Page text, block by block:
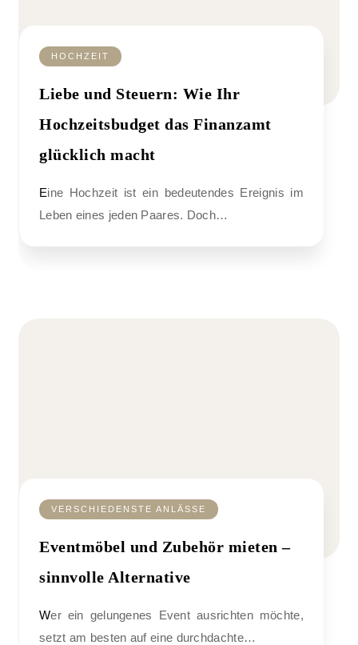
HOCHZEIT
Liebe und Steuern: Wie Ihr
Hochzeitsbudget das Finanzamt
glücklich macht
Eine Hochzeit ist ein bedeutendes Ereignis im
Leben eines jeden Paares. Doch…
VERSCHIEDENSTE ANLÄSSE
Eventmöbel und Zubehör mieten –
sinnvolle Alternative
Wer ein gelungenes Event ausrichten möchte,
setzt am besten auf eine durchdachte…